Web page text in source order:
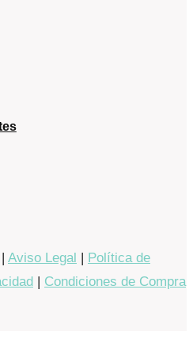
Aviso Legal | Política de
| Condiciones de Compra